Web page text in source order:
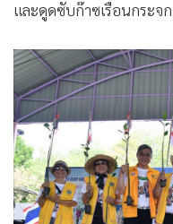
มือร่วมใจกันของสมาชิก เ
ธรรมชาติและสิ่งแวดล้อม
ยั่งยืนต่อไป